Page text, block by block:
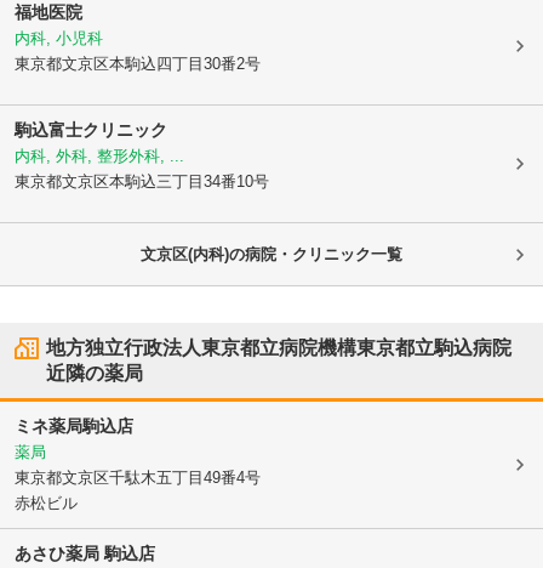
福地医院
内科, 小児科
東京都文京区本駒込四丁目30番2号
駒込富士クリニック
内科, 外科, 整形外科, ...
東京都文京区本駒込三丁目34番10号
文京区(内科)の病院・クリニック一覧
地方独立行政法人東京都立病院機構東京都立駒込病院
近隣の薬局
ミネ薬局駒込店
薬局
東京都文京区千駄木五丁目49番4号
赤松ビル
あさひ薬局 駒込店